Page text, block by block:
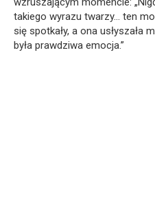
takiego wyrazu twarzy… ten
się spotkały, a ona usłyszała
była prawdziwa emocja.”